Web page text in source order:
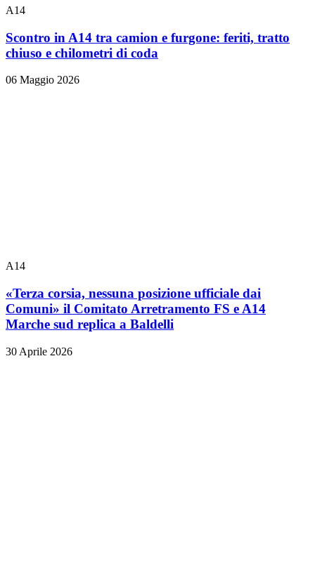
A14
Scontro in A14 tra camion e furgone: feriti, tratto
chiuso e chilometri di coda
06 Maggio 2026
A14
«Terza corsia, nessuna posizione ufficiale dai
Comuni» il Comitato Arretramento FS e A14
Marche sud replica a Baldelli
30 Aprile 2026